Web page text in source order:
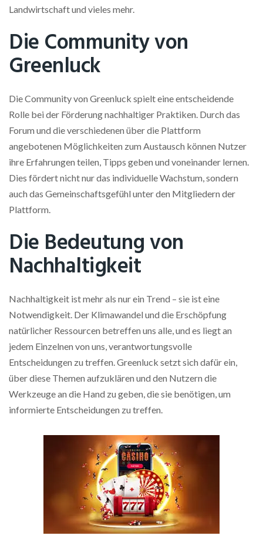
Landwirtschaft und vieles mehr.
Die Community von
Greenluck
Die Community von Greenluck spielt eine entscheidende
Rolle bei der Förderung nachhaltiger Praktiken. Durch das
Forum und die verschiedenen über die Plattform
angebotenen Möglichkeiten zum Austausch können Nutzer
ihre Erfahrungen teilen, Tipps geben und voneinander lernen.
Dies fördert nicht nur das individuelle Wachstum, sondern
auch das Gemeinschaftsgefühl unter den Mitgliedern der
Plattform.
Die Bedeutung von
Nachhaltigkeit
Nachhaltigkeit ist mehr als nur ein Trend – sie ist eine
Notwendigkeit. Der Klimawandel und die Erschöpfung
natürlicher Ressourcen betreffen uns alle, und es liegt an
jedem Einzelnen von uns, verantwortungsvolle
Entscheidungen zu treffen. Greenluck setzt sich dafür ein,
über diese Themen aufzuklären und den Nutzern die
Werkzeuge an die Hand zu geben, die sie benötigen, um
informierte Entscheidungen zu treffen.